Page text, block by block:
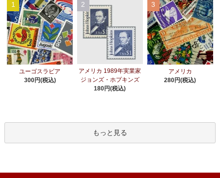
1
ユーゴスラビア
300円(税込)
2
アメリカ 1989年実業家
ジョンズ・ホプキンズ
180円(税込)
3
アメリカ
280円(税込)
もっと見る